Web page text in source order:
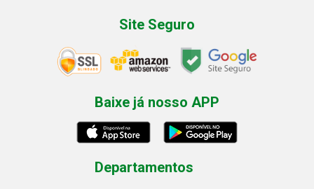
Site Seguro
Baixe já nosso APP
Departamentos